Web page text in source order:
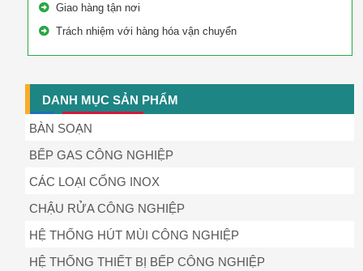
Giao hàng tận nơi
Trách nhiệm với hàng hóa vận chuyển
DANH MỤC SẢN PHẨM
BÀN SOẠN
BẾP GAS CÔNG NGHIỆP
CÁC LOẠI CỔNG INOX
CHẬU RỬA CÔNG NGHIỆP
HỆ THỐNG HÚT MÙI CÔNG NGHIỆP
HỆ THỐNG THIẾT BỊ BẾP CÔNG NGHIỆP